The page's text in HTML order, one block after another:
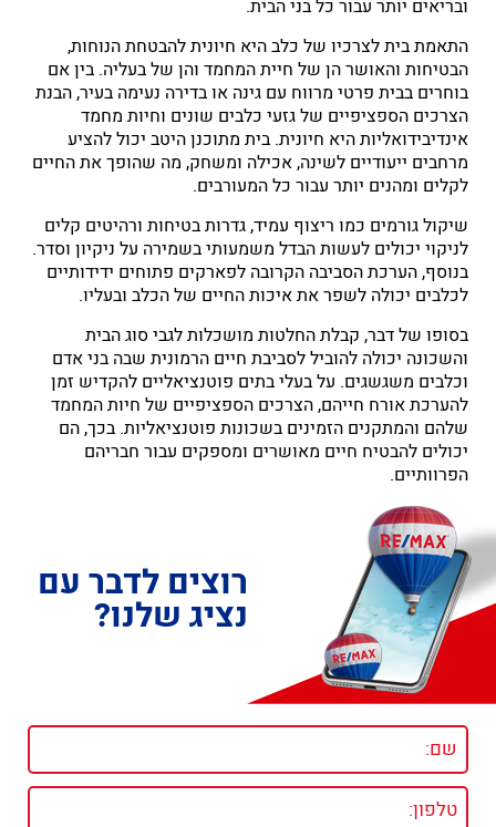
ובריאים יותר עבור כל בני הבית.
התאמת בית לצרכיו של כלב היא חיונית להבטחת הנוחות,
הבטיחות והאושר הן של חיית המחמד והן של בעליה. בין אם
בוחרים בבית פרטי מרווח עם גינה או בדירה נעימה בעיר, הבנת
הצרכים הספציפיים של גזעי כלבים שונים וחיות מחמד
אינדיבידואליות היא חיונית. בית מתוכנן היטב יכול להציע
מרחבים ייעודיים לשינה, אכילה ומשחק, מה שהופך את החיים
לקלים ומהנים יותר עבור כל המעורבים.
שיקול גורמים כמו ריצוף עמיד, גדרות בטיחות ורהיטים קלים
לניקוי יכולים לעשות הבדל משמעותי בשמירה על ניקיון וסדר.
בנוסף, הערכת הסביבה הקרובה לפארקים פתוחים ידידותיים
לכלבים יכולה לשפר את איכות החיים של הכלב ובעליו.
בסופו של דבר, קבלת החלטות מושכלות לגבי סוג הבית
והשכונה יכולה להוביל לסביבת חיים הרמונית שבה בני אדם
וכלבים משגשגים. על בעלי בתים פוטנציאליים להקדיש זמן
להערכת אורח חייהם, הצרכים הספציפיים של חיות המחמד
שלהם והמתקנים הזמינים בשכונות פוטנציאליות. בכך, הם
יכולים להבטיח חיים מאושרים ומספקים עבור חבריהם
הפרוותיים.
רוצים לדבר עם
נציג שלנו?